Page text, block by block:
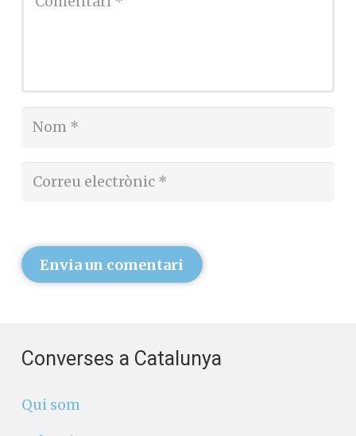
Envia un comentari
Converses a Catalunya
Qui som